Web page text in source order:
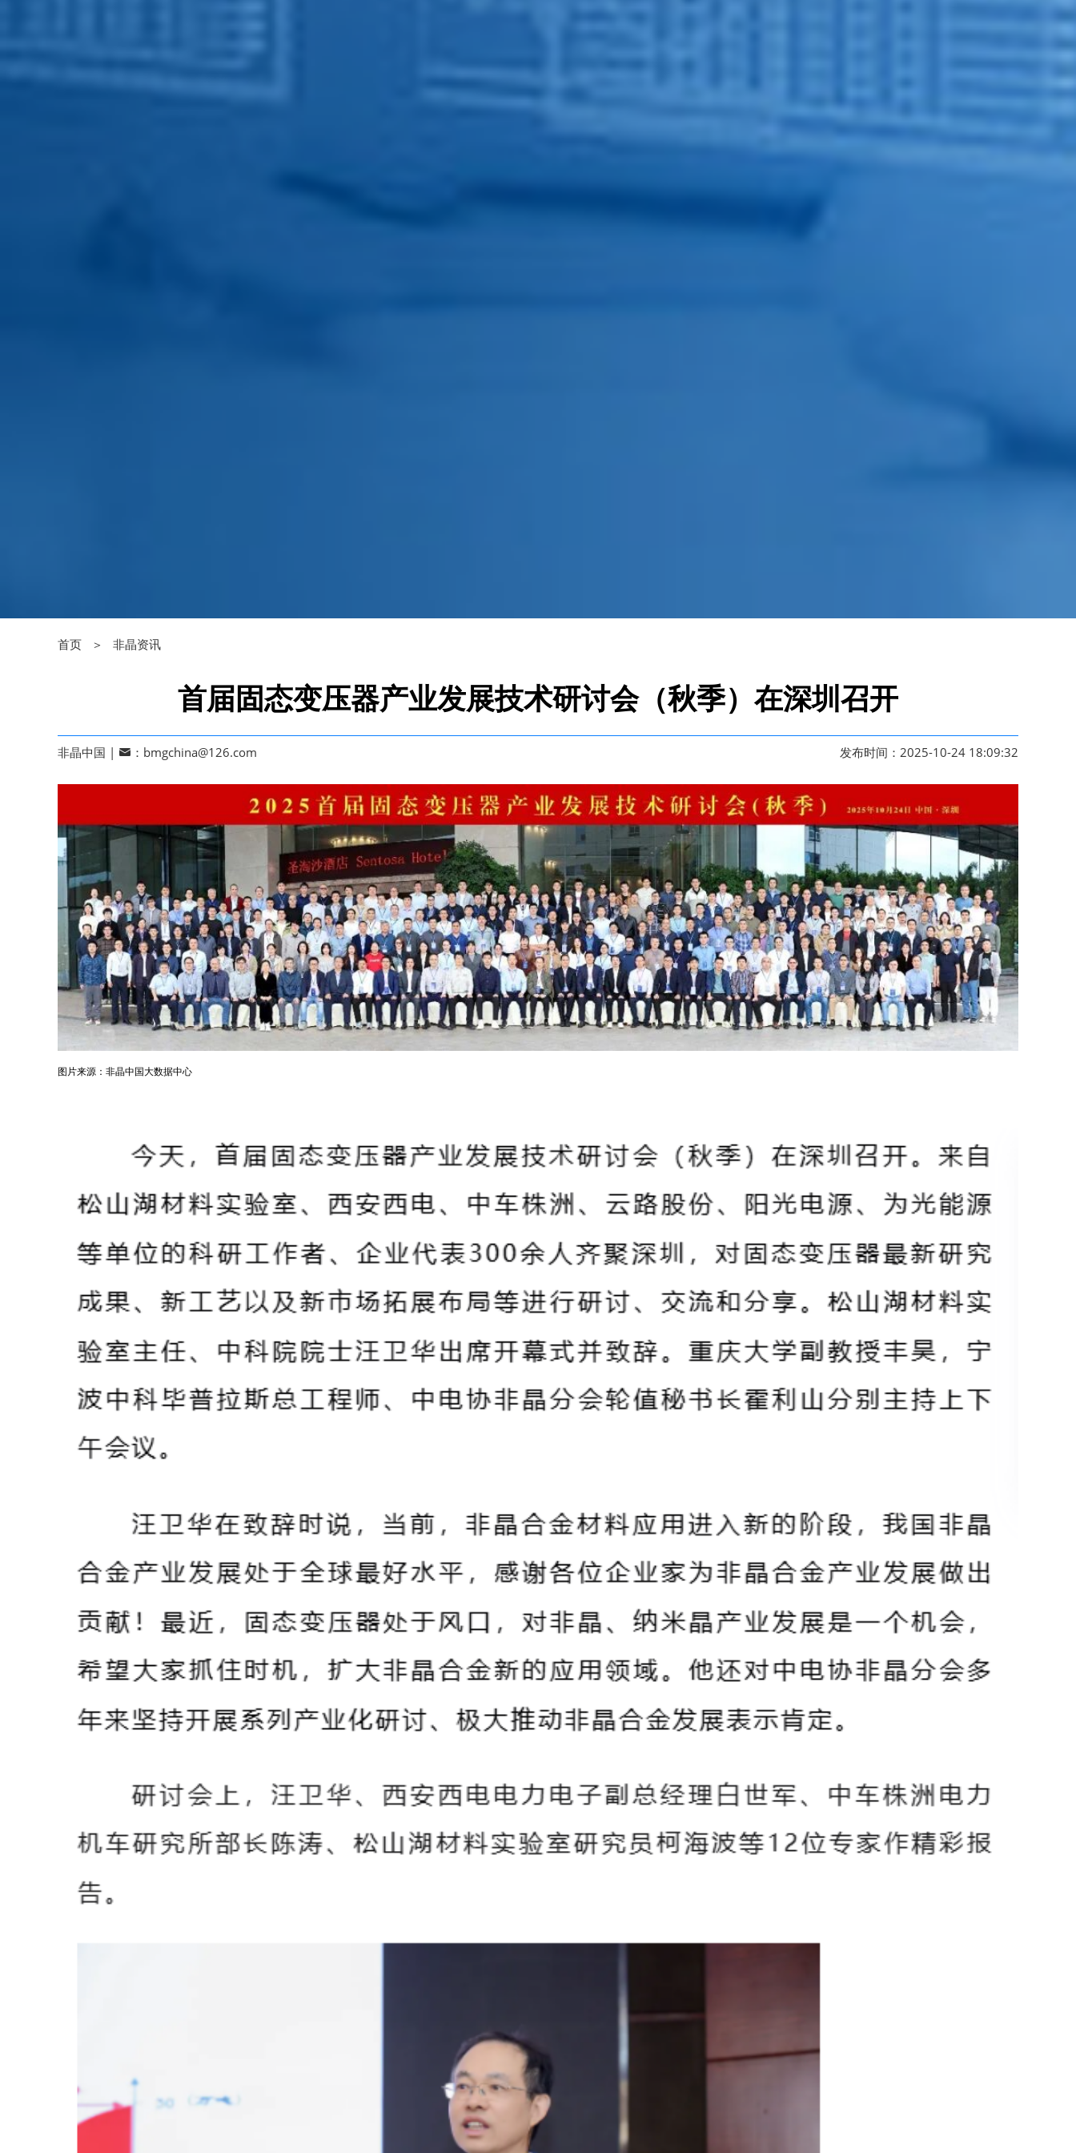
首页 ＞ 非晶资讯
首届固态变压器产业发展技术研讨会（秋季）在深圳召开
非晶中国 | ：bmgchina@126.com 发布时间：2025-10-24 18:09:32
图片来源：非晶中国大数据中心